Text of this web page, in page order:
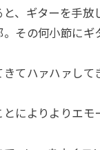
と、ギターを手
その何小節にギ
てハァハァして
によりよりエモ